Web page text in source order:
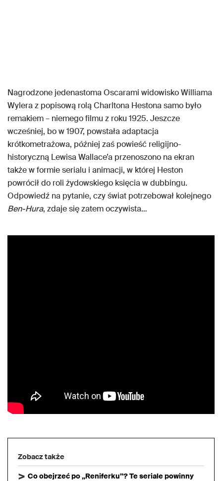
Nagrodzone jedenastoma Oscarami widowisko Williama
Wylera z popisową rolą Charltona Hestona samo było
remakiem – niemego filmu z roku 1925. Jeszcze
wcześniej, bo w 1907, powstała adaptacja
krótkometrażowa, później zaś powieść religijno-
historyczną Lewisa Wallace’a przenoszono na ekran
także w formie serialu i animacji, w której Heston
powrócił do roli żydowskiego księcia w dubbingu.
Odpowiedź na pytanie, czy świat potrzebował kolejnego
Ben-Hura, zdaje się zatem oczywista…
Zobacz także
Co obejrzeć po „Reniferku”? Te seriale powinny